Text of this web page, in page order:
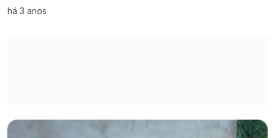
há 3 anos